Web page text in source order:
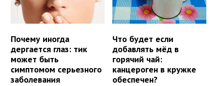
Почему иногда
дергается глаз: тик
может быть
симптомом серьезного
заболевания
Что будет если
добавлять мёд в
горячий чай:
канцероген в кружке
обеспечен?